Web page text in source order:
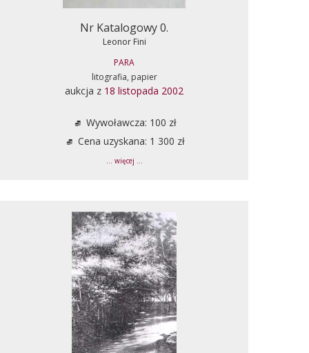
Nr Katalogowy 0.
Leonor Fini
PARA
litografia, papier
aukcja z 18 listopada 2002
Wywoławcza: 100 zł
Cena uzyskana: 1 300 zł
... więcej ...